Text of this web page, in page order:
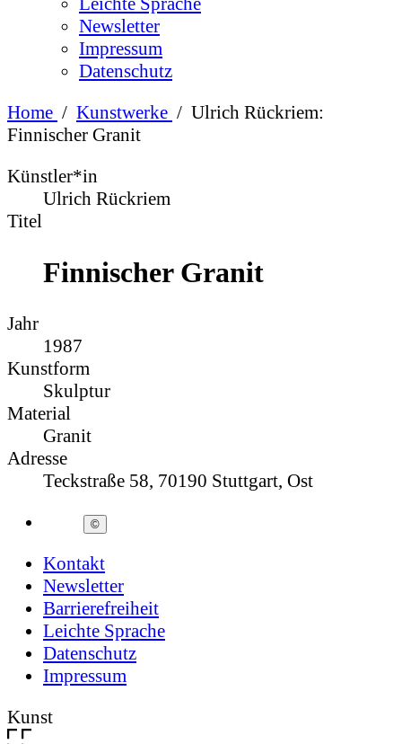
Newsletter
Impressum
Datenschutz
Home / Kunstwerke / Ulrich Rückriem:
Finnischer Granit
Künstler*in
Ulrich Rückriem
Titel
Finnischer Granit
Jahr
1987
Kunstform
Skulptur
Material
Granit
Adresse
Teckstraße 58, 70190 Stuttgart, Ost
©
Kontakt
Newsletter
Barrierefreiheit
Leichte Sprache
Datenschutz
Impressum
Kunst